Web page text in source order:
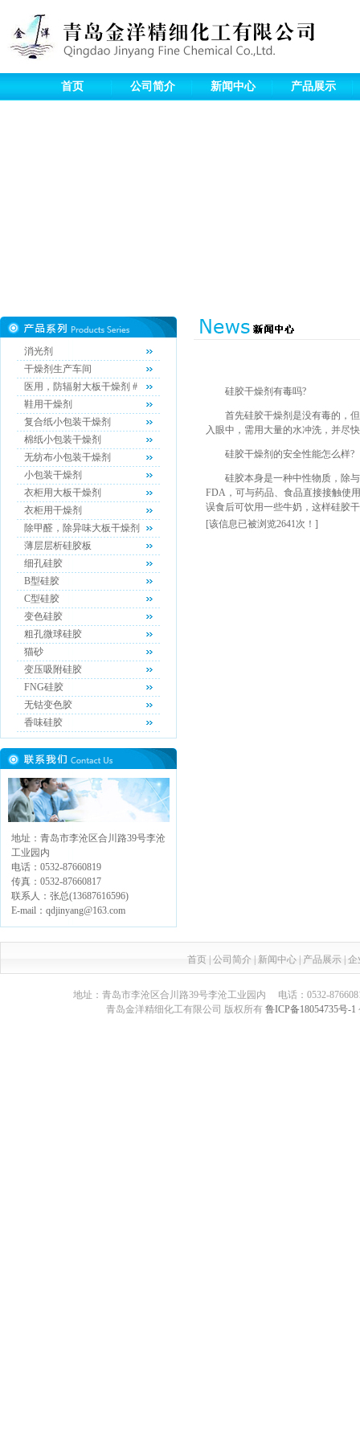
首页 公司简介 新闻中心 产品展示
消光剂
干燥剂生产车间
医用，防辐射大板干燥剂 #
鞋用干燥剂
复合纸小包装干燥剂
棉纸小包装干燥剂
无纺布小包装干燥剂
小包装干燥剂
衣柜用大板干燥剂
衣柜用干燥剂
除甲醛，除异味大板干燥剂
薄层层析硅胶板
细孔硅胶
B型硅胶
C型硅胶
变色硅胶
粗孔微球硅胶
猫砂
变压吸附硅胶
FNG硅胶
无钴变色胶
香味硅胶
地址：青岛市李沧区合川路39号李沧
工业园内
电话：0532-87660819
传真：0532-87660817
联系人：张总(13687616596)
E-mail：qdjinyang@163.com
硅胶干燥剂有毒吗?
首先硅胶干燥剂是没有毒的，但
入眼中，需用大量的水冲洗，并尽
硅胶干燥剂的安全性能怎么样?
硅胶本身是一种中性物质，除与
FDA，可与药品、食品直接接触使
误食后可饮用一些牛奶，这样硅胶
[该信息已被浏览2641次！]
首页 公司简介 新闻中心 产品展示 企
地址：青岛市李沧区合川路39号李沧工业园内 电话：0532-
青岛金洋精细化工有限公司 版权所有 鲁ICP备18054735号-1